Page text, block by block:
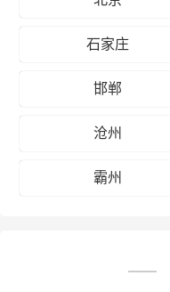
石家庄
邯郸
沧州
霸州